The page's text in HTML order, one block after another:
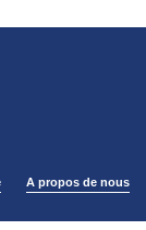
A propos de nous